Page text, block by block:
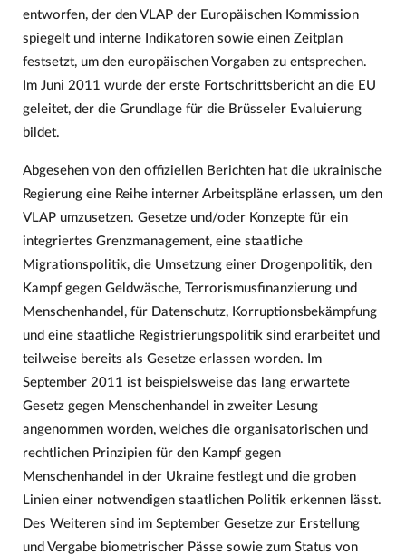
entworfen, der den VLAP der Europäischen Kommission
spiegelt und interne Indikatoren sowie einen Zeitplan
festsetzt, um den europäischen Vorgaben zu entsprechen.
Im Juni 2011 wurde der erste Fortschrittsbericht an die EU
geleitet, der die Grundlage für die Brüsseler Evaluierung
bildet.
Abgesehen von den offiziellen Berichten hat die ukrainische
Regierung eine Reihe interner Arbeitspläne erlassen, um den
VLAP umzusetzen. Gesetze und/oder Konzepte für ein
integriertes Grenzmanagement, eine staatliche
Migrationspolitik, die Umsetzung einer Drogenpolitik, den
Kampf gegen Geldwäsche, Terrorismusfinanzierung und
Menschenhandel, für Datenschutz, Korruptionsbekämpfung
und eine staatliche Registrierungspolitik sind erarbeitet und
teilweise bereits als Gesetze erlassen worden. Im
September 2011 ist beispielsweise das lang erwartete
Gesetz gegen Menschenhandel in zweiter Lesung
angenommen worden, welches die organisatorischen und
rechtlichen Prinzipien für den Kampf gegen
Menschenhandel in der Ukraine festlegt und die groben
Linien einer notwendigen staatlichen Politik erkennen lässt.
Des Weiteren sind im September Gesetze zur Erstellung
und Vergabe biometrischer Pässe sowie zum Status von